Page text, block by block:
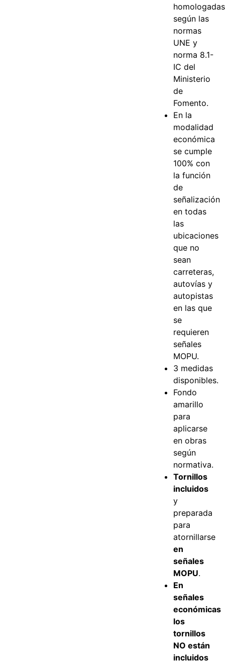
homologadas
según las
normas
UNE y
norma 8.1-
IC del
Ministerio
de
Fomento.
En la
modalidad
económica
se cumple
100% con
la función
de
señalización
en todas
las
ubicaciones
que no
sean
carreteras,
autovías y
autopistas
en las que
se
requieren
señales
MOPU.
3 medidas
disponibles.
Fondo
amarillo
para
aplicarse
en obras
según
normativa.
Tornillos
incluidos
y
preparada
para
atornillarse
en
señales
MOPU.
En
señales
económicas
los
tornillos
NO están
incluidos